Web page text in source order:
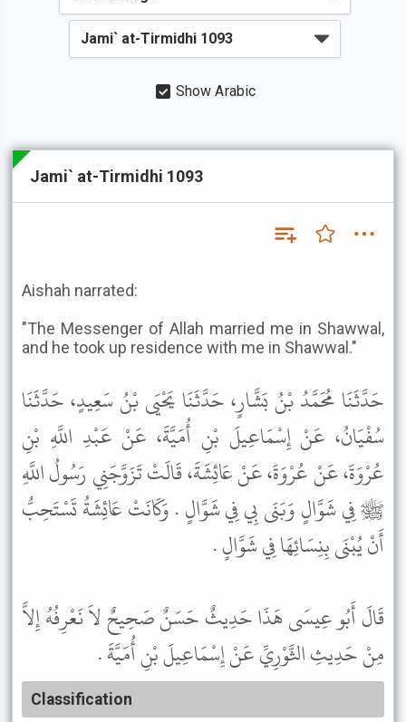
Show Arabic
Jami` at-Tirmidhi 1093
Aishah narrated:
"The Messenger of Allah married me in Shawwal,
and he took up residence with me in Shawwal."
حَدَّثَنَا مُحَمَّدُ بْنُ بَشَّارٍ، حَدَّثَنَا يَحْيَى بْنُ سَعِيدٍ، حَدَّثَنَا
سُفْيَانُ، عَنْ إِسْمَاعِيلَ بْنِ أُمَيَّةَ، عَنْ عَبْدِ اللَّهِ بْنِ
عُرْوَةَ، عَنْ عُرْوَةَ، عَنْ عَائِشَةَ، قَالَتْ تَزَوَّجَنِي رَسُولُ اللَّهِ
ﷺ فِي شَوَّالٍ وَبَنَى بِي فِي شَوَّالٍ . وَكَانَتْ عَائِشَةُ تَسْتَحِبُّ
أَنْ يُبْنَى بِنِسَائِهَا فِي شَوَّالٍ .
قَالَ أَبُو عِيسَى هَذَا حَدِيثٌ حَسَنٌ صَحِيحٌ لاَ نَعْرِفُهُ إِلاَّ
مِنْ حَدِيثِ الثَّوْرِيِّ عَنْ إِسْمَاعِيلَ بْنِ أُمَيَّةَ .
Classification